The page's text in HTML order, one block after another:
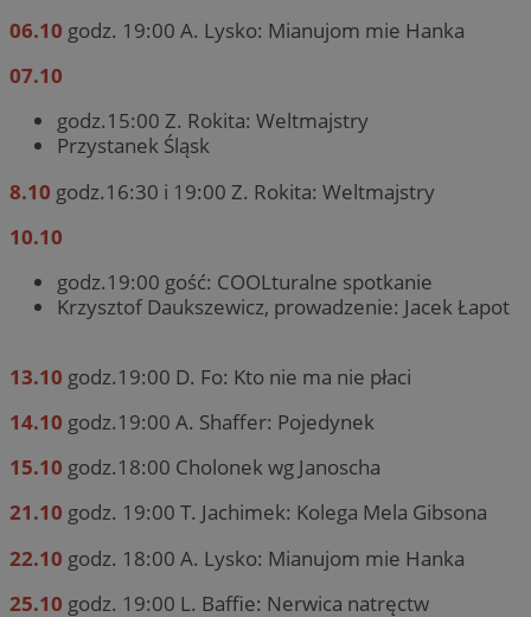
06.10 godz. 19:00 A. Lysko: Mianujom mie Hanka
07.10
godz.15:00 Z. Rokita: Weltmajstry
Przystanek Śląsk
8.10 godz.16:30 i 19:00 Z. Rokita: Weltmajstry
10.10
godz.19:00 gość: COOLturalne spotkanie
Krzysztof Daukszewicz, prowadzenie: Jacek Łapot
13.10 godz.19:00 D. Fo: Kto nie ma nie płaci
14.10 godz.19:00 A. Shaffer: Pojedynek
15.10 godz.18:00 Cholonek wg Janoscha
21.10 godz. 19:00 T. Jachimek: Kolega Mela Gibsona
22.10 godz. 18:00 A. Lysko: Mianujom mie Hanka
25.10 godz. 19:00 L. Baffie: Nerwica natręctw